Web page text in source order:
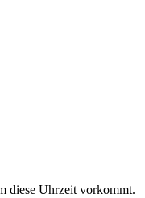
diese Uhrzeit vorkommt.